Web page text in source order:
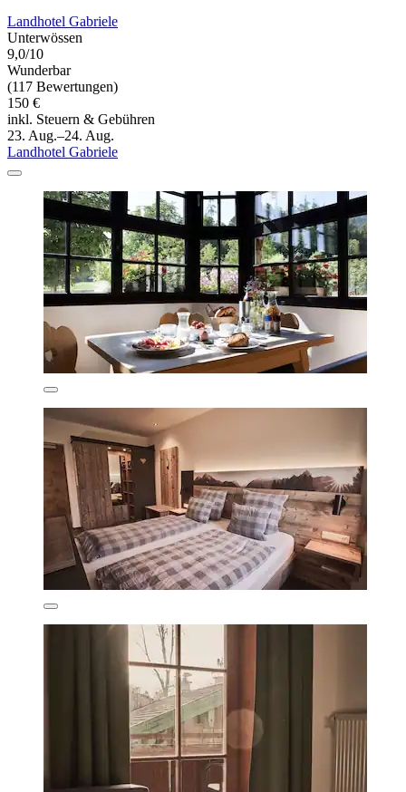
Landhotel Gabriele
Unterwössen
9,0/10
Wunderbar
(117 Bewertungen)
150 €
inkl. Steuern & Gebühren
23. Aug.–24. Aug.
Landhotel Gabriele